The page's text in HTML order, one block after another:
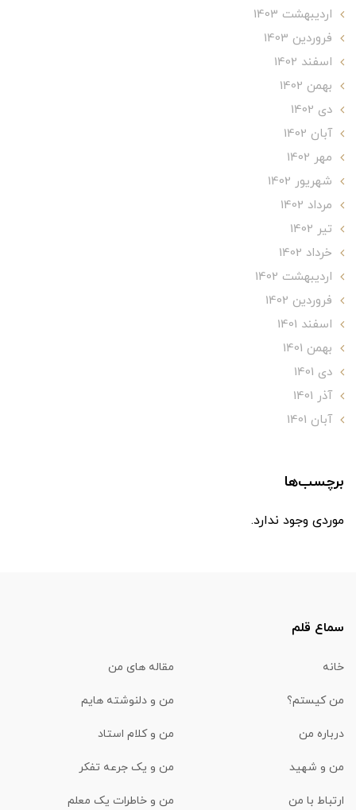
ارديبهشت 1403
فروردین 1403
اسفند 1402
بهمن 1402
دی 1402
آبان 1402
مهر 1402
شهریور 1402
مرداد 1402
تير 1402
خرداد 1402
ارديبهشت 1402
فروردین 1402
اسفند 1401
بهمن 1401
دی 1401
آذر 1401
آبان 1401
برچسب‌ها
موردی وجود ندارد.
سماع قلم
خانه مقاله های من
من کیستم؟ من و دلنوشته هایم
درباره من من و کلام استاد
من و شهید من و یک جرعه تفکر
ارتباط با من من و خاطرات یک معلم